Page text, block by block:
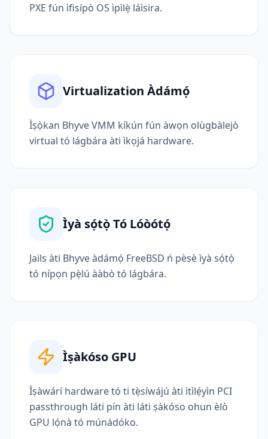
PXE fún ìfisípò OS ìpìlẹ̀ láìsira.
Virtualization Àdámọ́
Ìṣọ̀kan Bhyve VMM kíkún fún àwọn olùgbàlejò
virtual tó lágbára àti ìkọjá hardware.
Ìyà sọ́tọ̀ Tó Lóòótọ́
Jails àti Bhyve àdámọ́ FreeBSD ń pèsè ìyà sọ́tọ̀
tó nípọn pẹ̀lú ààbò tó lágbára.
Ìṣàkóso GPU
Ìṣàwárí hardware tó ti tẹ̀síwájú àti ìtìlẹ́yìn PCI
passthrough láti pín àti láti ṣàkóso ohun èlò
GPU lọ́nà tó múnádóko.